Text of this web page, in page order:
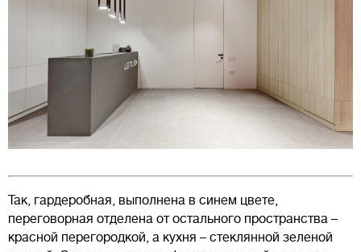
Так, гардеробная, выполнена в синем цвете,
переговорная отделена от остального пространства –
красной перегородкой, а кухня – стеклянной зеленой